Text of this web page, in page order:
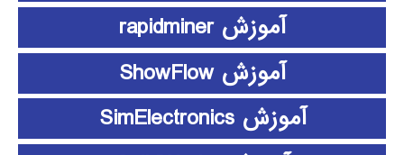
آموزش rapidminer
آموزش ShowFlow
آموزش SimElectronics